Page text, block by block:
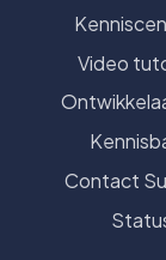
Video
Contact